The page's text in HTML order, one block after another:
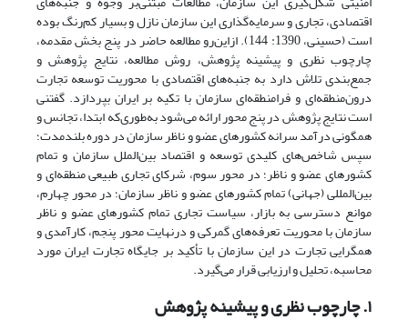
اقتصادی، تجاری و سرمایه‌گذاری این سازمان نازل و بسیار کم‌رنگ بوده
است (حسینی، 1390: 144). ازاین‌رو مطالعه حاضر در پنج بخش مقدمه،
چارچوب نظری و پیشینه پژوهش، روش مطالعه، نتایج پژوهش و
جمع‌بندی تلاش دارد به جنبه‌های اقتصادی با محوریت توسعه تجارت
درون‌منطقه‌ای و فرامنطقه‌ای سازمان با تکیه‌ بر ایران بپردازد. گفتنی
است نتایج پژوهش در پنج محور ارائه می‌شود به‌طوری‌که ابتدا، تجانس و
همگونی درآمد سرانه کشورهای عضو و ناظر سازمان در دوره بلندمدت؛
سپس شاخص‌های کلیدی توسعه و اقتصاد بین‌الملل سازمان و تمام
کشورهای عضو و ناظر؛ در محور سوم، شرکای تجاری طبیعی منطقه‌ای و
بین‌المللی (جهانی) تمام کشورهای عضو و ناظر سازمان؛ در محور چهارم،
موانع دسترسی به بازار، سیاست تجاری تمام کشورهای عضو و ناظر
سازمان با محوریت تعرفه‌های گمرکی و درنهایت محور پنجم، کارآمدی و
همگرایی تجارت در این سازمان با تأکید بر جایگاه تجارت ایران مورد
محاسبه، تحلیل و ارزیابی قرار می‌گیرد.
۱. چارچوب نظری و پیشینه پژوهش